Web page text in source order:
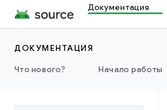
Документация
ДОКУМЕНТАЦИЯ
Что нового?
Начало работы